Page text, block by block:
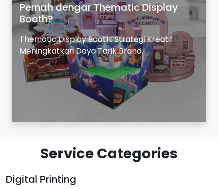
Pernah dengar Thematic Display
Booth?
Thematic Display Booth: Strategi Kreatif
Meningkatkan Daya Tarik Brand.
Service Categories
Digital Printing